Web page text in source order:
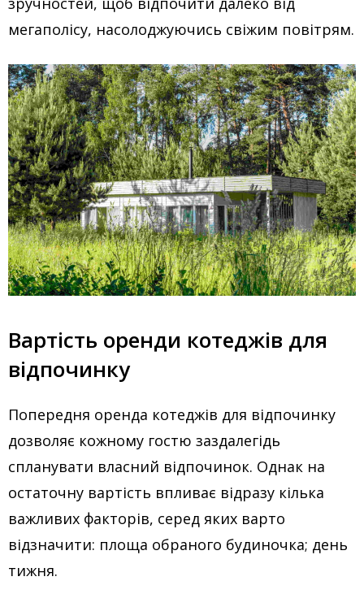
мегаполісу, насолоджуючись свіжим повітрям.
Вартість оренди котеджів для
відпочинку
Попередня оренда котеджів для відпочинку
дозволяє кожному гостю заздалегідь
спланувати власний відпочинок. Однак на
остаточну вартість впливає відразу кілька
важливих факторів, серед яких варто
відзначити: площа обраного будиночка; день
тижня.